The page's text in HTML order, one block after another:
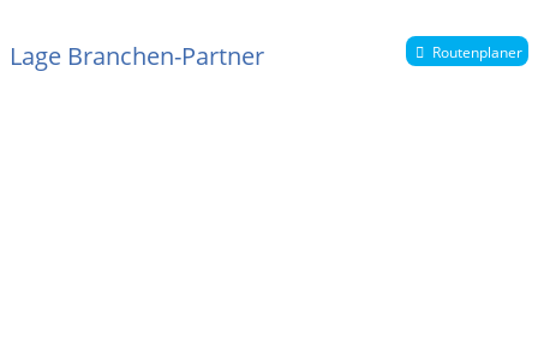
Lage Branchen-Partner Routenplaner